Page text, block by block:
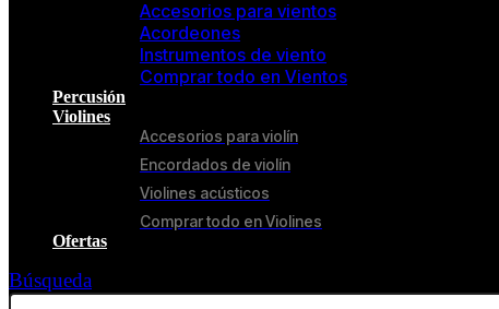
Accesorios para vientos
Acordeones
Instrumentos de viento
Comprar todo en Vientos
Percusión
Violines
Accesorios para violín
Encordados de violín
Violines acústicos
Comprar todo en Violines
Ofertas
Búsqueda